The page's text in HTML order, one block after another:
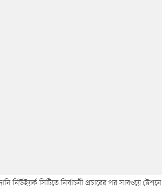
নিউইয়র্ক সিটিতে নির্বাচনী প্রচারের পর সাবওয়ে স্টেশনে